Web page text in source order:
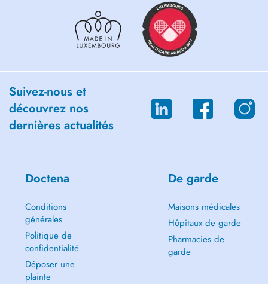
Suivez-nous et
découvrez nos
dernières actualités
Doctena
Conditions
générales
Politique de
confidentialité
Déposer une
plainte
De garde
Maisons médicales
Hôpitaux de garde
Pharmacies de
garde